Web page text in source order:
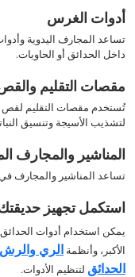
أدوات الغرس
تساعد المجارف اليدوية
داخل الحدائق أو الحاويات.
مقصات التقليم
تُستخدم مقصات التقليم لقص
لتشذيب الأسيجة وتنسيق
المناشير والمجارف
تساعد المناشير والمجارف
استكمل تجهيز
يمكن استخدام أدوات الحدائق
الأكبر، وأنظمة الري والرش
الحدائق لتنظيم الأدوات.